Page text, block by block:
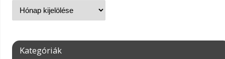
Kategóriák